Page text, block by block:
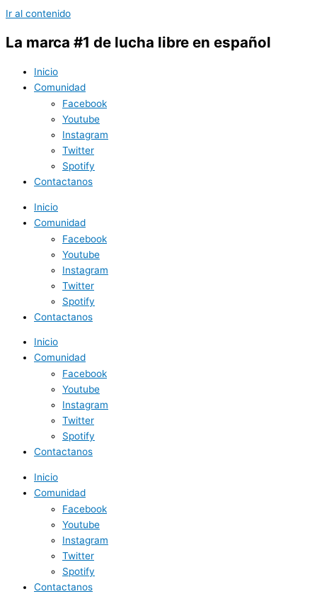
Ir al contenido
La marca #1 de lucha libre en español
Inicio
Comunidad
Facebook
Youtube
Instagram
Twitter
Spotify
Contactanos
Inicio
Comunidad
Facebook
Youtube
Instagram
Twitter
Spotify
Contactanos
Inicio
Comunidad
Facebook
Youtube
Instagram
Twitter
Spotify
Contactanos
Inicio
Comunidad
Facebook
Youtube
Instagram
Twitter
Spotify
Contactanos